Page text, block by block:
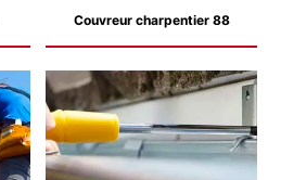
Couvreur charpentier 88